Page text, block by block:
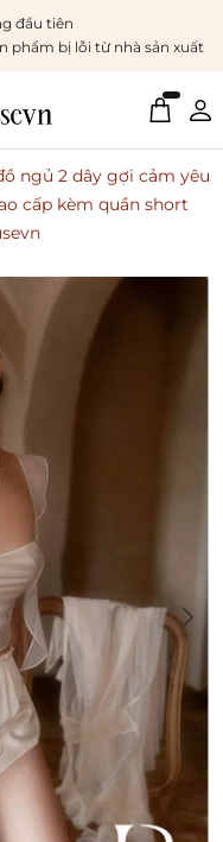
đầu tiên
phẩm bị lỗi từ nhà sản xuất
ngủ 2 dây gợi cảm yêu
cấp kèm quần short